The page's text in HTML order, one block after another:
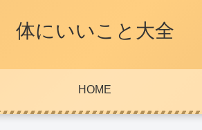
体にいいこと大全
HOME